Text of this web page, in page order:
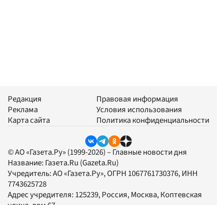
Редакция
Реклама
Карта сайта
Правовая информация
Условия использования
Политика конфиденциальности
© АО «Газета.Ру» (1999-2026) – Главные новости дня
Название: Газета.Ru (Gazeta.Ru)
Учредитель:АО «Газета.Ру», ОГРН 1067761730376, ИНН
7743625728
Адрес учредителя: 125239, Россия, Москва, Коптевская